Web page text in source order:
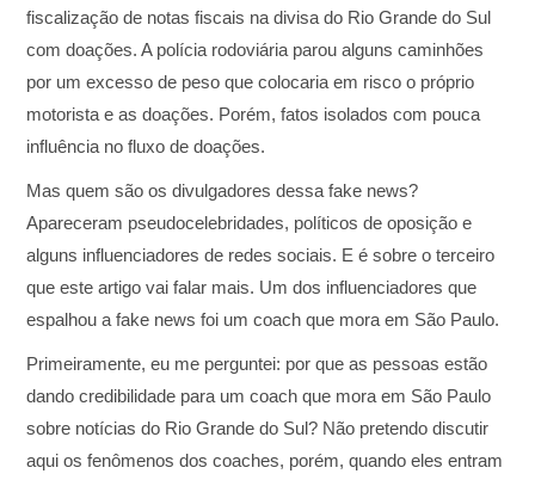
fiscalização de notas fiscais na divisa do Rio Grande do Sul
com doações. A polícia rodoviária parou alguns caminhões
por um excesso de peso que colocaria em risco o próprio
motorista e as doações. Porém, fatos isolados com pouca
influência no fluxo de doações.
Mas quem são os divulgadores dessa fake news?
Apareceram pseudocelebridades, políticos de oposição e
alguns influenciadores de redes sociais. E é sobre o terceiro
que este artigo vai falar mais. Um dos influenciadores que
espalhou a fake news foi um coach que mora em São Paulo.
Primeiramente, eu me perguntei: por que as pessoas estão
dando credibilidade para um coach que mora em São Paulo
sobre notícias do Rio Grande do Sul? Não pretendo discutir
aqui os fenômenos dos coaches, porém, quando eles entram